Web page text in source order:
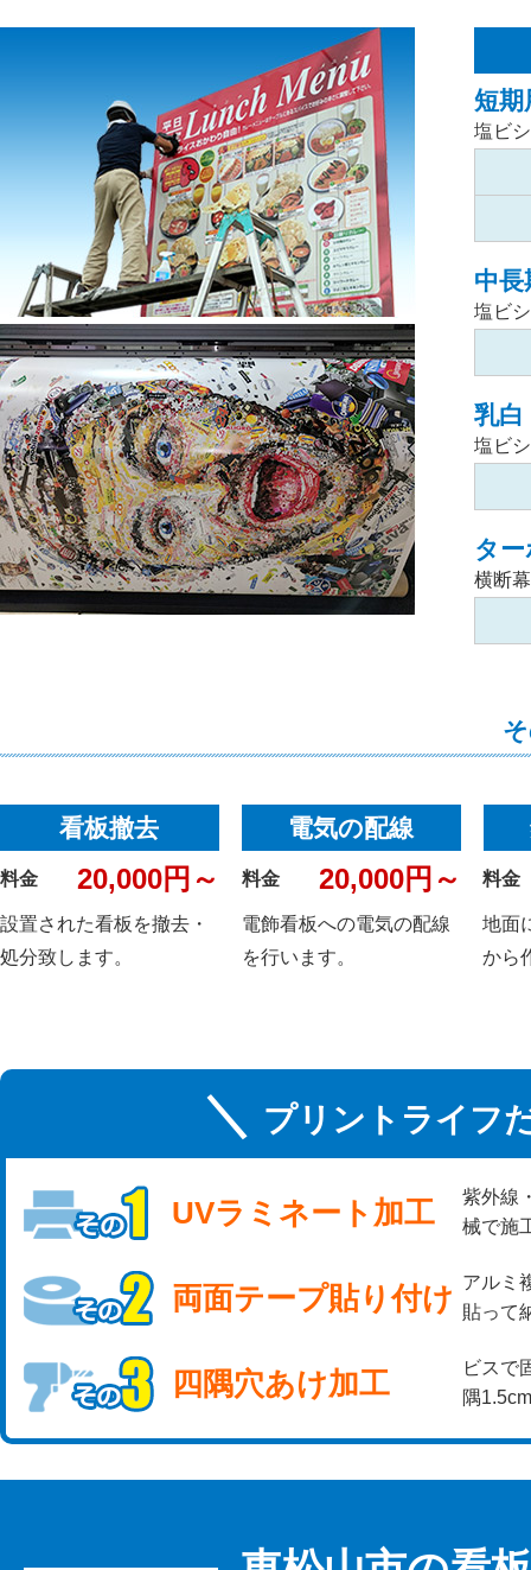
短期
塩ビ
中長
塩ビ
乳白
塩ビ
タ
横断
看板撤去
料金 20,000円～
設置された看板を撤去・
処分致します。
電気の配線
料金 20,000円～
電飾看板への電気の配線
を行います。
料金
地面
から
プリントライフ
UVラミネート加工
紫外線
械で施
両面テープ貼り付け アルミ
貼って
四隅穴あけ加工
ビスで
隅